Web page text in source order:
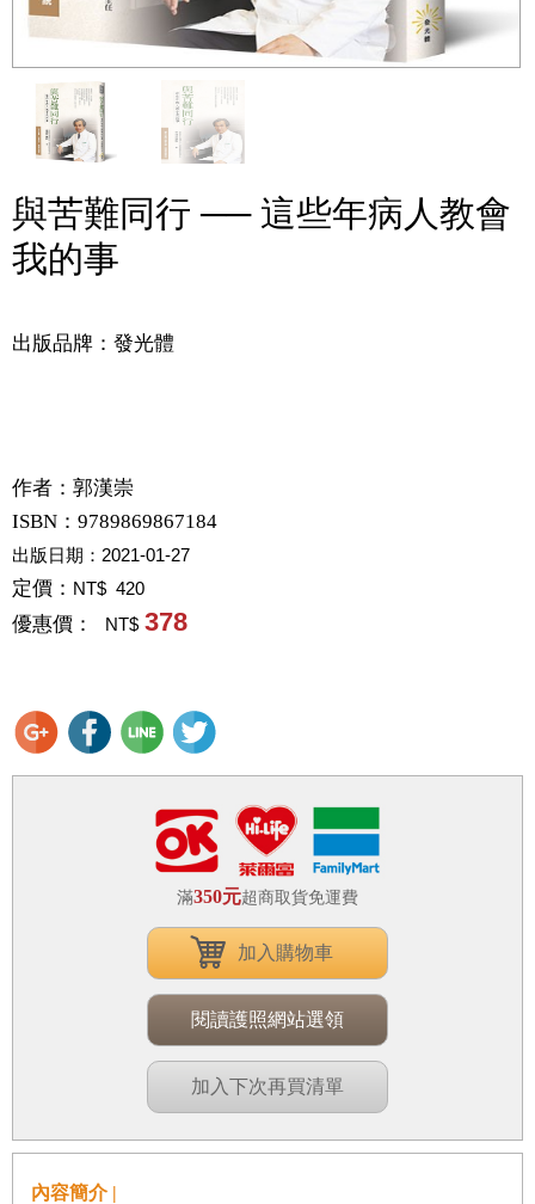
與苦難同行 ── 這些年病人教會
我的事
出版品牌：發光體
作者： 郭漢崇
ISBN：9789869867184
出版日期： 2021-01-27
定價： NT$ 420
優惠價： NT$ 378
滿350元超商取貨免運費
加入購物車
閱讀護照網站選領
加入下次再買清單
內容簡介 |